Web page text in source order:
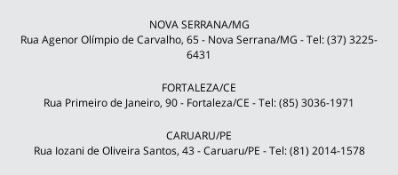
NOVA SERRANA/MG
Rua Agenor Olímpio de Carvalho, 65 - Nova Serrana/MG - Tel: (37) 3225-
6431
FORTALEZA/CE
Rua Primeiro de Janeiro, 90 - Fortaleza/CE - Tel: (85) 3036-1971
CARUARU/PE
Rua Iozani de Oliveira Santos, 43 - Caruaru/PE - Tel: (81) 2014-1578